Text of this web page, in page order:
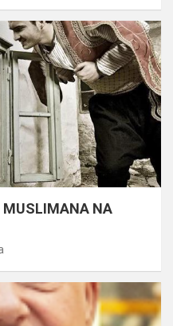
MUSLIMANA NA